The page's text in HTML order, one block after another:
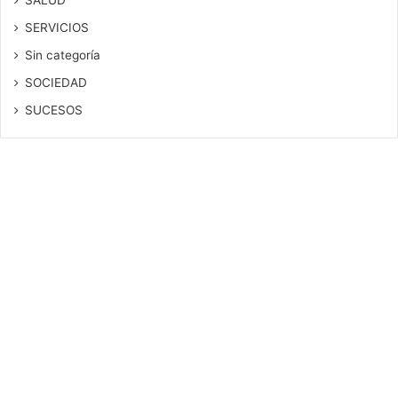
SERVICIOS
Sin categoría
SOCIEDAD
SUCESOS